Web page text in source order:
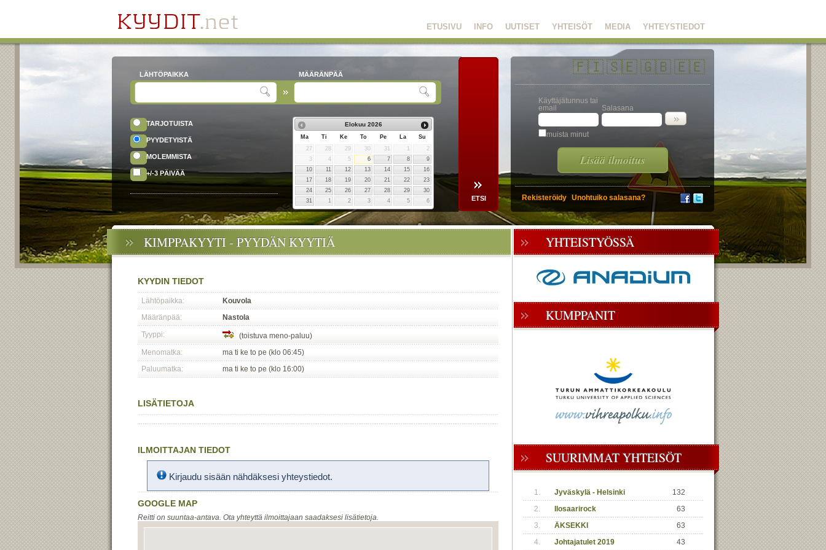
YHTEYSTIEDOT
MEDIA
YHTEISÖT
UUTISET
INFO
ETUSIVU
LÄHTÖPAIKKA MÄÄRÄNPÄÄ
TARJOTUISTA
PYYDETYISTÄ
MOLEMMISTA
+/-3 PÄIVÄÄ
Elokuu 2026
Ma Ti Ke To Pe La
Su
27
28 29 30 31
2
3
4 5 6 7 8
9
10
11 12 13 14 15
16
17
18 19 20 21 22
23
24
25 26 27 28 29
30
31
1 2 3 4 5 6
🇫🇮🇸🇪🇬🇧🇪🇪
Käyttäjätunnus tai
email
Salasana
muista minut
Lisää ilmoitus
Rekisteröidy Unohtuiko salasana?
KIMPPAKYYTI - PYYDÄN KYYTIÄ
KYYDIN TIEDOT
Lähtöpaikka:
Kouvola
Määränpää:
Nastola
Tyyppi:
(toistuva meno-paluu)
Menomatka:
ma ti ke to pe (klo 06:45)
Paluumatka:
ma ti ke to pe (klo 16:00)
LISÄTIETOJA
ILMOITTAJAN TIEDOT
Kirjaudu sisään nähdäksesi yhteystiedot.
GOOGLE MAP
Reitti on suuntaa-antava. Ota yhteyttä ilmoittajaan saadaksesi lisätietoja.
YHTEISTYÖSSÄ
KUMPPANIT
SUURIMMAT YHTEISÖT
1. Jyväskylä - Helsinki
132
2.
Ilosaarirock
63
3.
ÄKSEKKI
63
4.
Johtajatulet 2019
43